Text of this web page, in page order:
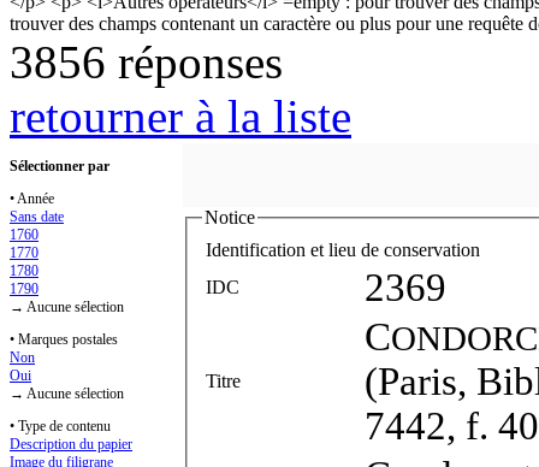
3856 réponses
retourner à la liste
Sélectionner par
• Année
Sans date
1760
1770
1780
1790
→ Aucune sélection
• Marques postales
Non
Oui
→ Aucune sélection
• Type de contenu
Description du papier
Image du filigrane
Notice
Identification et lieu de conservation
IDC
2369
Titre
C
(Paris,
7442, f.